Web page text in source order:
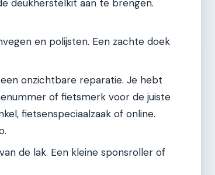
deukherstelkit aan te brengen.
en polijsten. Een zachte doek
onzichtbare reparatie. Je hebt
of fietsmerk voor de juiste
fietsenspeciaalzaak of online.
de lak. Een kleine sponsroller of